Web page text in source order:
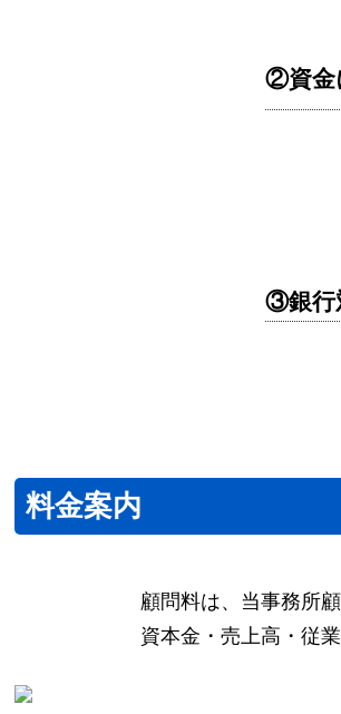
②資金
③銀行
料金案内
顧問料は、当事務所
資本金・売上高・従